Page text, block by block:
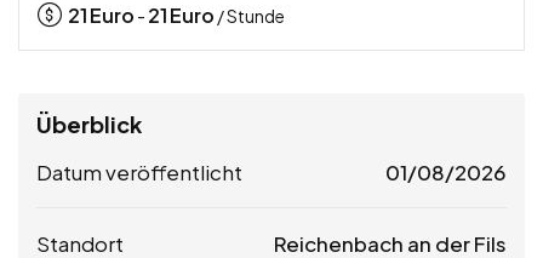
21Euro - 21Euro / Stunde
Überblick
Datum veröffentlicht 01/08/2026
Standort Reichenbach an der Fils